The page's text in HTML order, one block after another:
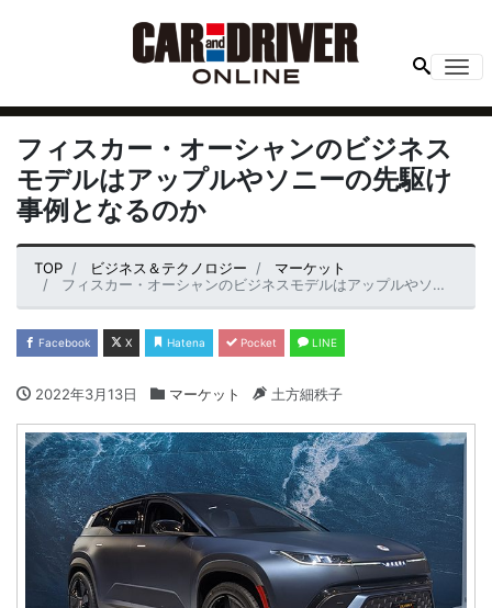
フィスカー・オーシャンのビジネス
モデルはアップルやソニーの先駆け
事例となるのか
TOP ビジネス＆テクノロジー
マーケット
フィスカー・オーシャンのビジネスモデルはアップルやソニーの先駆け事例となるのか
Facebook X Hatena Pocket LINE
2022年3月13日 マーケット 土方細秩子